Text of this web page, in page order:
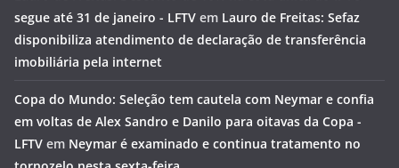
segue até 31 de janeiro - LFTV em Lauro de Freitas: Sefaz
disponibiliza atendimento de declaração de transferência
imobiliária pela internet
Copa do Mundo: Seleção tem cautela com Neymar e confia
em voltas de Alex Sandro e Danilo para oitavas da Copa -
LFTV em Neymar é examinado e continua tratamento no